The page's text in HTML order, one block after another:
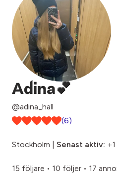
Adina💕
@adina_hall
(6)
Stockholm | Senast aktiv:
15 följare • 10 följer • 17